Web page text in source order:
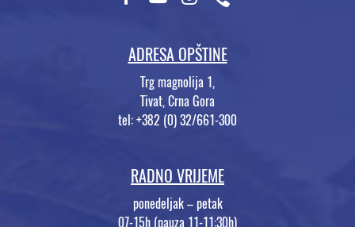
ADRESA OPŠTINE
Trg magnolija 1,
Tivat, Crna Gora
tel: +382 (0) 32/661-300
RADNO VRIJEME
ponedeljak – petak
07-15h (pauza 11-11:30h)